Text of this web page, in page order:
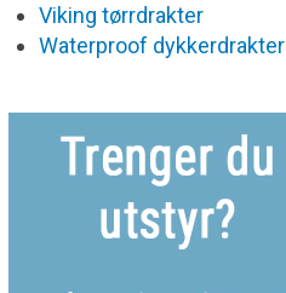
Viking tørrdrakter
Waterproof dykkerdrakter